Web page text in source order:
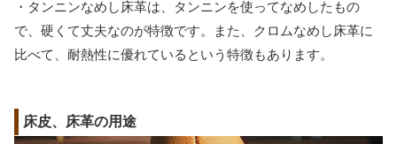
・タンニンなめし床革は、タンニンを使ってなめしたもの
で、硬くて丈夫なのが特徴です。また、クロムなめし床革に
比べて、耐熱性に優れているという特徴もあります。
床皮、床革の用途